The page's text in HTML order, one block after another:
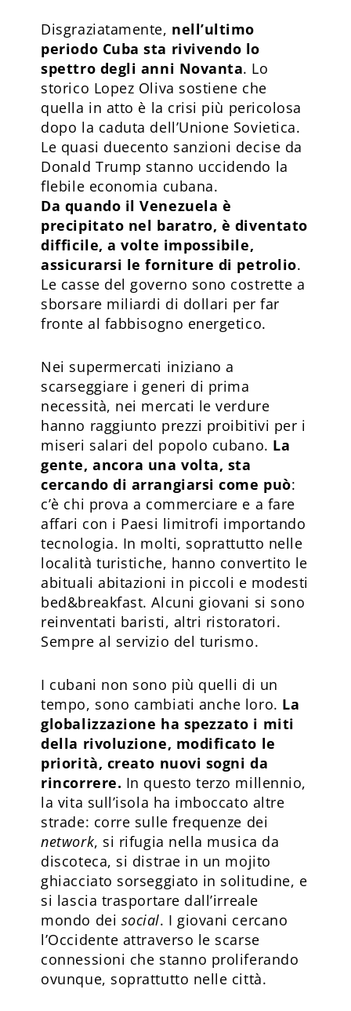
Disgraziatamente, nell’ultimo
periodo Cuba sta rivivendo lo
spettro degli anni Novanta. Lo
storico Lopez Oliva sostiene che
quella in atto è la crisi più pericolosa
dopo la caduta dell’Unione Sovietica.
Le quasi duecento sanzioni decise da
Donald Trump stanno uccidendo la
flebile economia cubana.
Da quando il Venezuela è
precipitato nel baratro, è diventato
difficile, a volte impossibile,
assicurarsi le forniture di petrolio.
Le casse del governo sono costrette a
sborsare miliardi di dollari per far
fronte al fabbisogno energetico.
Nei supermercati iniziano a
scarseggiare i generi di prima
necessità, nei mercati le verdure
hanno raggiunto prezzi proibitivi per i
miseri salari del popolo cubano. La
gente, ancora una volta, sta
cercando di arrangiarsi come può:
c’è chi prova a commerciare e a fare
affari con i Paesi limitrofi importando
tecnologia. In molti, soprattutto nelle
località turistiche, hanno convertito le
abituali abitazioni in piccoli e modesti
bed&breakfast. Alcuni giovani si sono
reinventati baristi, altri ristoratori.
Sempre al servizio del turismo.
I cubani non sono più quelli di un
tempo, sono cambiati anche loro. La
globalizzazione ha spezzato i miti
della rivoluzione, modificato le
priorità, creato nuovi sogni da
rincorrere. In questo terzo millennio,
la vita sull’isola ha imboccato altre
strade: corre sulle frequenze dei
network, si rifugia nella musica da
discoteca, si distrae in un mojito
ghiacciato sorseggiato in solitudine, e
si lascia trasportare dall’irreale
mondo dei social. I giovani cercano
l’Occidente attraverso le scarse
connessioni che stanno proliferando
ovunque, soprattutto nelle città.